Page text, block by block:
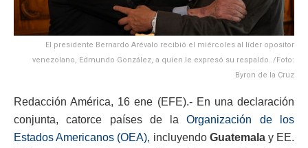
El presidente Bernardo Arévalo recibió el miércoles al líder opositor
venezolano, Edmundo González, a quien le expresó su respaldo. /Foto:
Byron de la Cruz
Redacción América, 16 ene (EFE).- En una declaración
conjunta, catorce países de laOrganización de los
Estados Americanos (OEA), incluyendo Guatemalay EE.